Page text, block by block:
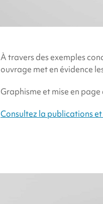
À travers des exemples
ouvrage met en évidence
Graphisme et mise en
Consultez la publications